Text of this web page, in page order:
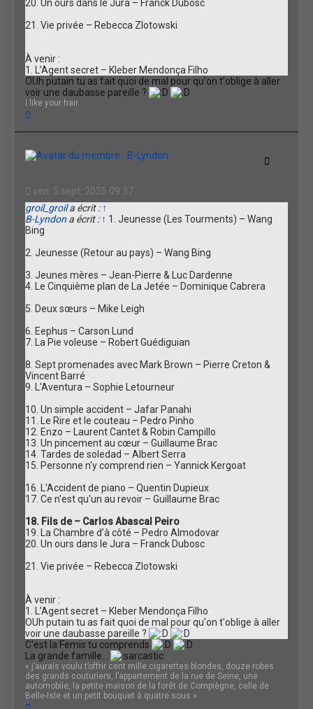
20. Un ours dans le Jura – Franck Dubosc
21. Vie privée – Rebecca Zlotowski
À venir :
1. L’Agent secret – Kleber Mendonça Filho
OUh putain tu as fait quoi de mal pour qu'on t'oblige à aller
voir une daubasse pareille ?
I like your hair.
u
B-Lyndon
Citation
ven. 5 sept. 2025 09:37
groil_groila écrit : ↑
B-Lyndon a écrit : ↑ 1. Jeunesse (Les Tourments) – Wang
Bing
2. Jeunesse (Retour au pays) – Wang Bing
3. Jeunes mères – Jean-Pierre & Luc Dardenne
4. Le Cinquième plan de La Jetée – Dominique Cabrera
5. Deux sœurs – Mike Leigh
6. Eephus – Carson Lund
7. La Pie voleuse – Robert Guédiguian
8. Sept promenades avec Mark Brown – Pierre Creton &
Vincent Barré
9. L'Aventura – Sophie Letourneur
10. Un simple accident – Jafar Panahi
11. Le Rire et le couteau – Pedro Pinho
12. Enzo – Laurent Cantet & Robin Campillo
13. Un pincement au cœur – Guillaume Brac
14. Tardes de soledad – Albert Serra
15. Personne n'y comprend rien – Yannick Kergoat
16. L'Accident de piano – Quentin Dupieux
17. Ce n'est qu'un au revoir – Guillaume Brac
18. Fils de – Carlos Abascal Peiro
19. La Chambre d’à côté – Pedro Almodovar
20. Un ours dans le Jura – Franck Dubosc
21. Vie privée – Rebecca Zlotowski
À venir :
1. L’Agent secret – Kleber Mendonça Filho
OUh putain tu as fait quoi de mal pour qu'on t'oblige à aller
voir une daubasse pareille ?
C'est la Femis tu comprends
La grande famille...
« j’aurais voulu t’offrir cent mille cigarettes blondes, douze robes
des grands couturiers, l’appartement de la rue de Seine, une
automobile, la petite maison de la forêt de Compiègne, celle de
Belle-Isle et un petit bouquet à quatre sous »